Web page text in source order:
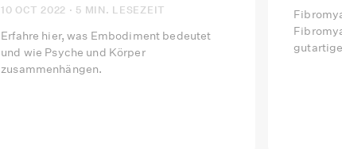
10 OCT 2022 · 5 MIN. LESEZEIT
Erfahre hier, was Embodiment bedeutet
und wie Psyche und Körper
zusammenhängen.